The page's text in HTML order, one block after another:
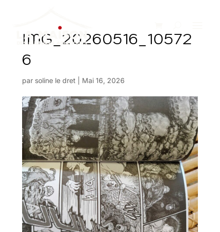
IMG_20260516_10572
6
par soline le dret Mai 16, 2026